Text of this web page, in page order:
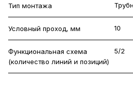
Тип монтажа
Условный проход, мм 10
Функциональная схема
(количество линий и позиций)
5/2